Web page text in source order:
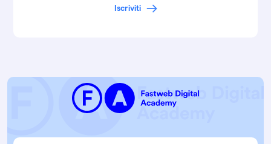
Iscriviti